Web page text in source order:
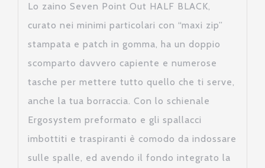
Lo zaino Seven Point Out HALF BLACK,
curato nei minimi particolari con “maxi zip”
stampata e patch in gomma, ha un doppio
scomparto davvero capiente e numerose
tasche per mettere tutto quello che ti serve,
anche la tua borraccia. Con lo schienale
Ergosystem preformato e gli spallacci
imbottiti e traspiranti è comodo da indossare
sulle spalle, ed avendo il fondo integrato la